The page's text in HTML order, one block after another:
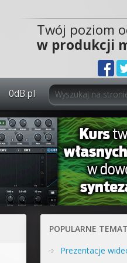
Twój poziom
w produkcji
0dB.pl
0dB.pl - informacje
Newsletter
Materiały dla mediów
Archiwum aktualności
POPULARNE
Prezentacje